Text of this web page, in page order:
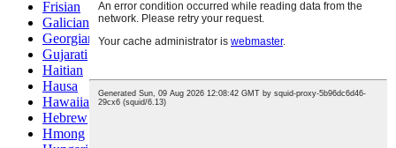
Frisian
Galician
Georgian
Gujarati
Haitian
Hausa
Hawaiian
Hebrew
Hmong